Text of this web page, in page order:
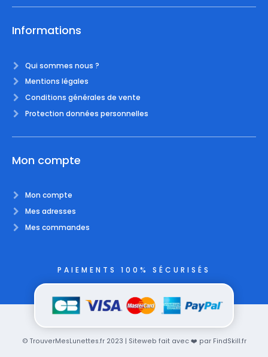
Informations
Qui sommes nous ?
Mentions légales
Conditions générales de vente
Protection données personnelles
Mon compte
Mon compte
Mes adresses
Mes commandes
PAIEMENTS 100% SÉCURISÉS
© TrouverMesLunettes.fr 2023 | Siteweb fait avec ❤️ par FindSkill.fr